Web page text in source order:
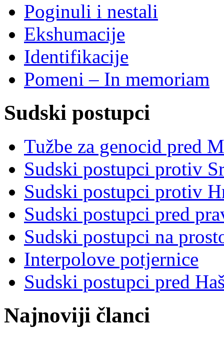
Poginuli i nestali
Ekshumacije
Identifikacije
Pomeni – In memoriam
Sudski postupci
Tužbe za genocid pred
Sudski postupci protiv
Sudski postupci protiv
Sudski postupci pred
Sudski postupci na
Interpolove potjernice
Sudski postupci pred
Najnoviji članci